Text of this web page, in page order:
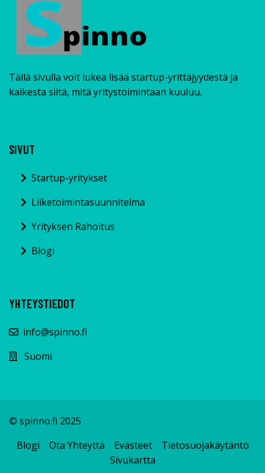
Tällä sivulla voit lukea lisää startup-yrittäjyydestä ja
kaikesta siitä, mitä yritystoimintaan kuuluu.
SIVUT
Startup-yritykset
Liiketoimintasuunnitelma
Yrityksen Rahoitus
Blogi
YHTEYSTIEDOT
info@spinno.fi
Suomi
© spinno.fi 2025
Blogi
Ota Yhteyttä Evästeet
Tietosuojakäytäntö
Sivukartta